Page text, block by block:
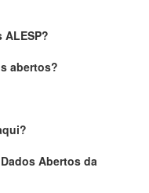
abertos?
Abertos da